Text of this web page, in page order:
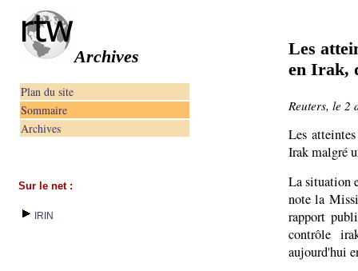
Archives
Plan du site
Sommaire
Archives
Sur le net :
IRIN
Les
en Irak,
Reuters, le 2
Les
Irak malgré
La situation
note la
rapport
contrôle
aujourd'hui